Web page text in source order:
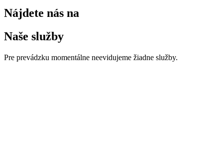
Nájdete nás na
Naše služby
Pre prevádzku momentálne neevidujeme žiadne služby.